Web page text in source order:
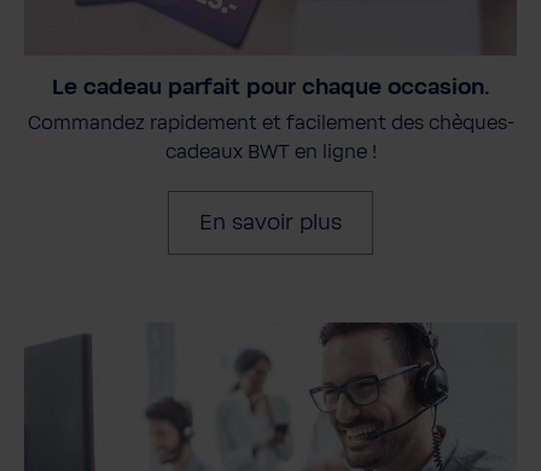
Le cadeau parfait pour chaque occasion.
Commandez rapidement et facilement des chèques-
cadeaux BWT en ligne !
En savoir plus